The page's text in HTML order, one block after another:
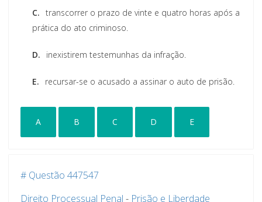
C. transcorrer o prazo de vinte e quatro horas após a
prática do ato criminoso.
D. inexistirem testemunhas da infração.
E. recursar-se o acusado a assinar o auto de prisão.
A B C D E
# Questão 447547
Direito Processual Penal - Prisão e Liberdade